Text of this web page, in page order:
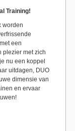
Training!
worden
een
plezier met zich
nu een koppel
uitdagen, DUO
dimensie van
en ervaar